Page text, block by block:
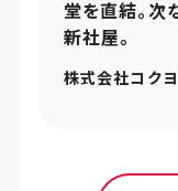
堂を直結。次
新社屋。
株式会社コク